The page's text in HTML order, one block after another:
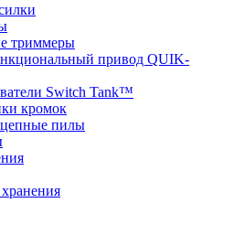
триммеры
привод QUIK-
Switch Tank™
кромок
пилы